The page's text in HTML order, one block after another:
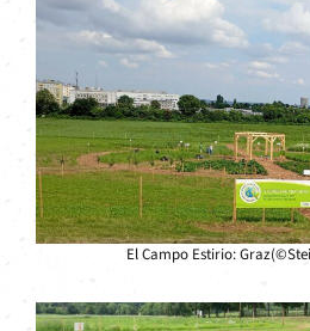
El Campo Estirio: